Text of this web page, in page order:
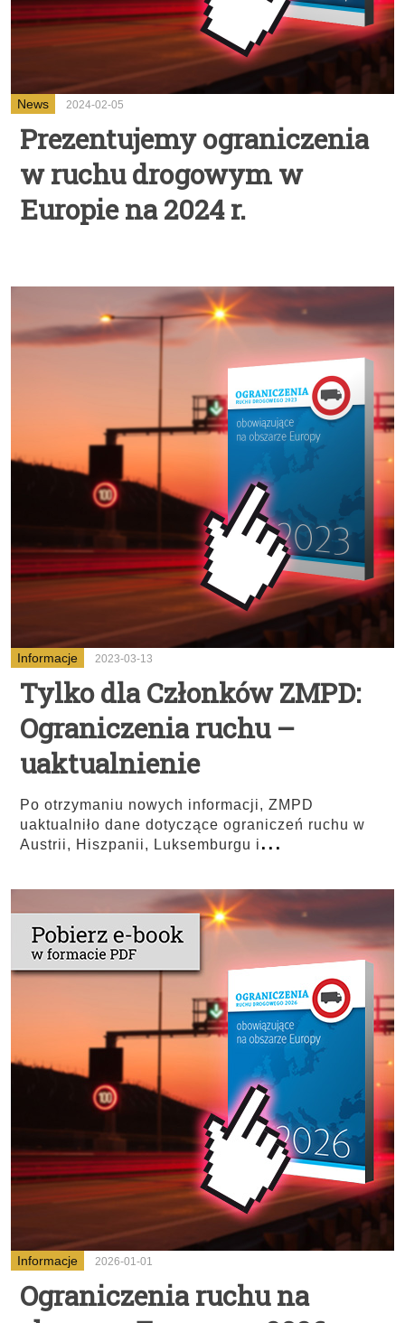
News 2024-02-05
Prezentujemy ograniczenia
w ruchu drogowym w
Europie na 2024 r.
Informacje 2023-03-13
Tylko dla Członków ZMPD:
Ograniczenia ruchu –
uaktualnienie
Po otrzymaniu nowych informacji, ZMPD
uaktualniło dane dotyczące ograniczeń ruchu w
Austrii, Hiszpanii, Luksemburgu i...
Informacje 2026-01-01
Ograniczenia ruchu na